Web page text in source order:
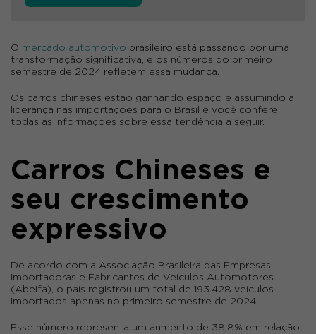
O mercado automotivo brasileiro está passando por uma
transformação significativa, e os números do primeiro
semestre de 2024 refletem essa mudança.
Os carros chineses estão ganhando espaço e assumindo a
liderança nas importações para o Brasil e você confere
todas as informações sobre essa tendência a seguir.
Carros Chineses e
seu crescimento
expressivo
De acordo com a Associação Brasileira das Empresas
Importadoras e Fabricantes de Veículos Automotores
(Abeifa), o país registrou um total de 193.428 veículos
importados apenas no primeiro semestre de 2024.
Esse número representa um aumento de 38,8% em relação